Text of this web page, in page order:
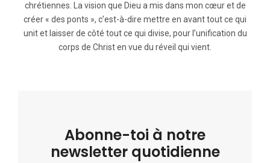
chrétiennes. La vision que Dieu a mis dans mon cœur et de
créer « des ponts », c’est-à-dire mettre en avant tout ce qui
unit et laisser de côté tout ce qui divise, pour l’unification du
corps de Christ en vue du réveil qui vient.
Abonne-toi à notre
newsletter quotidienne